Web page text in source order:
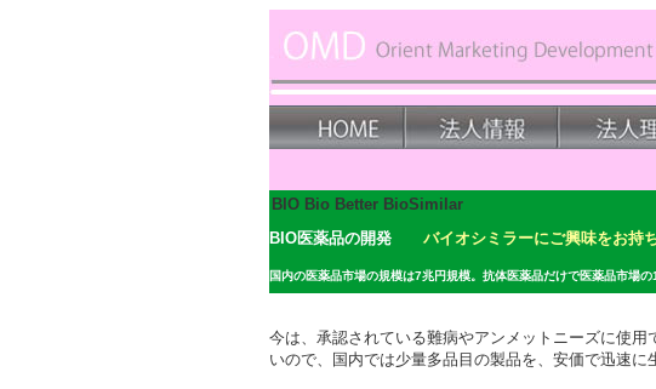
BIO Bio Better BioSimilar
BIO医薬品の開発 バイオシミラーにご興味をお
国内の医薬品市場の規模は7兆円規模。抗体医薬品だけで医薬品市場
今は、承認されている難病やアンメットニーズに使
いので、国内では少量多品目の製品を、安価で迅速に